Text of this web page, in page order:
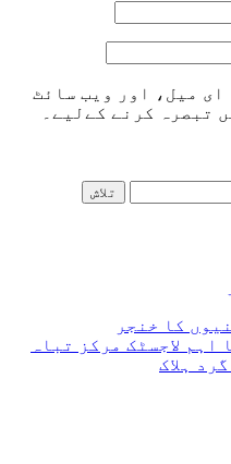
ای میل، اور ویب سائٹ
تبصرہ کرنے کےلیے۔
کا خنجر
لاجسٹک مرکز تباہ